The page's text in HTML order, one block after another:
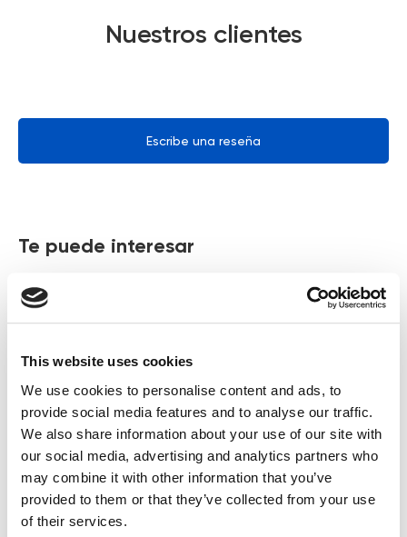
This website uses cookies
We use cookies to personalise content and ads, to
provide social media features and to analyse our traffic.
We also share information about your use of our site with
our social media, advertising and analytics partners who
may combine it with other information that you’ve
provided to them or that they’ve collected from your use
of their services.
Nuestros clientes
Escribe una reseña
Te puede interesar
Zemits SalicPure X
Suero limpiador hidratante
Zemits OxyTight X